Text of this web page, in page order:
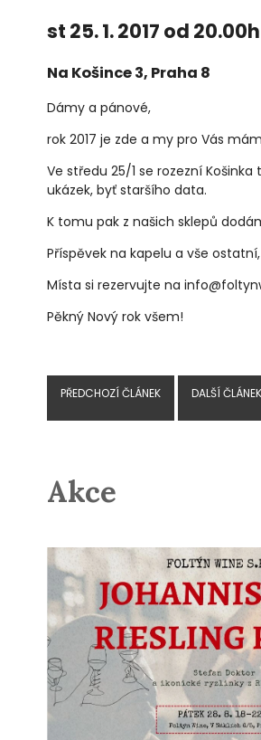
st 25. 1. 2017 od 20.00h
Na Košince 3, Praha 8
Dámy a pánové,
rok 2017 je zde a my pro Vás
Ve středu 25/1 se rozezní
ukázek, byť staršího data.
K tomu pak z našich sklepů
Příspěvek na kapelu a vše
Místa si rezervujte na
Pěkný Nový rok všem!
PŘEDCHOZÍ ČLÁNEK DALŠÍ ČLÁNEK
Akce